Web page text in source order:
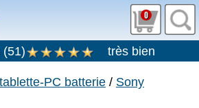
0
(51) très bien
tablette-PC batterie / Sony